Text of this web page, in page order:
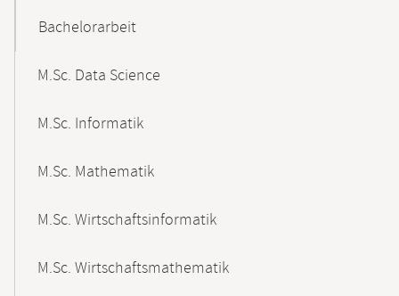
Bachelorarbeit
M.Sc. Data Science
M.Sc. Informatik
M.Sc. Mathematik
M.Sc. Wirtschaftsinformatik
M.Sc. Wirtschaftsmathematik